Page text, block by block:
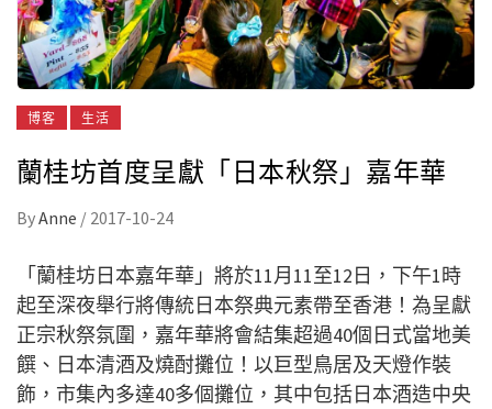
博客 生活
蘭桂坊首度呈獻「日本秋祭」嘉年華
ByAnne / 2017-10-24
「蘭桂坊日本嘉年華」將於11月11至12日，下午1時
起至深夜舉行將傳統日本祭典元素帶至香港！為呈獻
正宗秋祭氛圍，嘉年華將會結集超過40個日式當地美
饌、日本清酒及燒酎攤位！以巨型鳥居及天燈作裝
飾，市集內多達40多個攤位，其中包括日本酒造中央